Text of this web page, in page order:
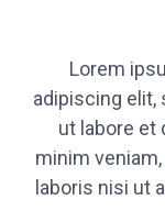
Lorem
adipiscing
ut labore et
minim
laboris nisi ut